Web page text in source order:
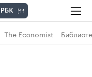
The Economist